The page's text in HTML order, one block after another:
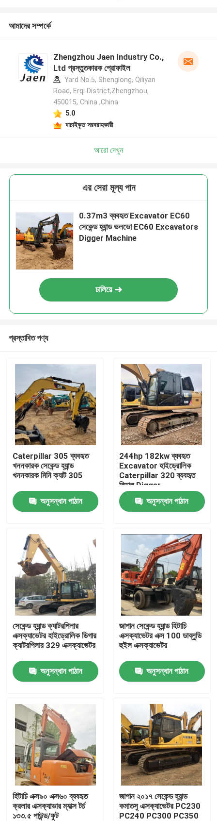
বাড়ি
পণ্য
ভিডিও
আমাদের সম্পর্কে
কারখানা ভ্রমণ
যোগাযোগ করুন
উদ্ধৃতির জন্য আবেদন
ব্যবহৃত ডাম্প ট্রাক
ব্যবহৃত টিপার ট্রাক
আমাদের সম্পর্কে
Zhengzhou Jaen Industry Co.,
Ltd প্রস্তুতকারক প্রোফাইল
Yard No.5, Shenglong, Qiliyan
Road, Erqi District,Zhengzhou,
450015, China ,China
5.0
যাচাইকৃত সরবরাহকারী
আরো দেখুন
এর সেরা মূল্য পান
0.37m3 ব্যবহৃত Excavator EC60
সেকেন্ড হ্যান্ড ভলভো EC60 Excavators
Digger Machine
চালিয়ে
প্রস্তাবিত পণ্য
Caterpillar 305 ব্যবহৃত
খননকারক সেকেন্ড হ্যান্ড
খননকারক মিনি ক্যাট 305
অনুসন্ধান পাঠান
244hp 182kw ব্যবহৃত
Excavator হাইড্রোলিক
Caterpillar 320 ব্যবহৃত
বিড়াল Digger
অনুসন্ধান পাঠান
সেকেন্ড হ্যান্ড ক্যাটরপিলার
এক্সক্যাভেটর হাইড্রোলিক ডিগার
ক্যাটরপিলার 329 এক্সক্যাভেটর
অনুসন্ধান পাঠান
জাপান সেকেন্ড হ্যান্ড হিটাচি
এক্সক্যাভেটর এক্স 100 ডাব্লুডি
হুইল এক্সক্যাভেটর
অনুসন্ধান পাঠান
হিটাচি এক্স৯০ এক্স৬০ ব্যবহৃত
ক্রলার এক্সক্যাভার ম্যাক্স টর্চ
১৩৩.৫ পাউন্ড/ফুট
জাপান ২০১৭ সেকেন্ড হ্যান্ড
কমাতসু এক্সক্যাভেটর PC230
PC240 PC300 PC350